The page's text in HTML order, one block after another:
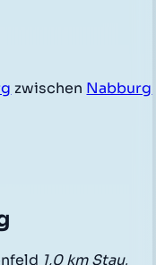
zwischen Nabburg
1,0 km Stau,